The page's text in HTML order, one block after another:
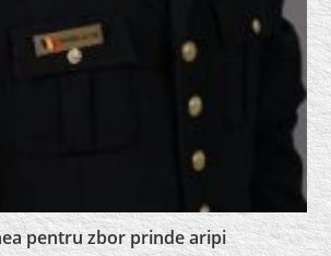
pentru zbor prinde aripi